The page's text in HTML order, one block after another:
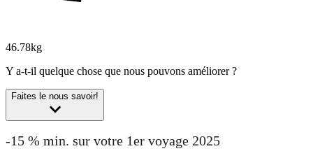
46.78kg
Y a-t-il quelque chose que nous pouvons améliorer ?
Faites le nous savoir!
-15 % min. sur votre 1er voyage 2025